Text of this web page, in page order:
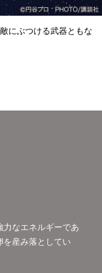
にぶつける武器ともな
なエネルギーであ
産み落としてい